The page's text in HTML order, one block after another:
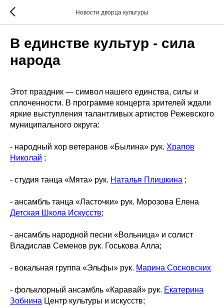
Новости дворца культуры
В единстве культур - сила
народа
Этот праздник — символ нашего единства, силы и
сплоченности. В программе концерта зрителей ждали
яркие выступления талантливых артистов Режевского
муниципального округа:
- народный хор ветеранов «Былина» рук. Храпов
Николай ;
- студия танца «Мята» рук. Наталья Плишкина ;
- ансамбль танца «Ласточки» рук. Морозова Елена
Детская Школа Искусств;
- ансамбль народной песни «Вольница» и солист
Владислав Семенов рук. Госькова Алла;
- вокальная группа «Эльфы» рук. Марина Сосновских
- фольклорный ансамбль «Каравай» рук. Екатерина
Зобнина Центр культуры и искусств;